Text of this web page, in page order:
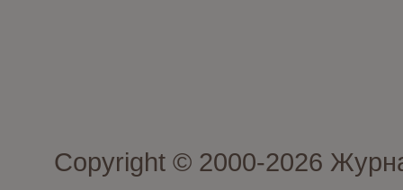
Copyright © 2000-2026